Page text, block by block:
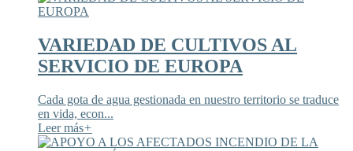
VARIEDAD DE CULTIVOS AL
SERVICIO DE EUROPA
Cada gota de agua gestionada en nuestro territorio se traduce
en vida, econ...
Leer más+